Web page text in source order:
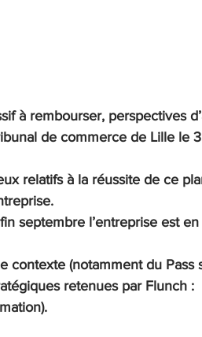
à rembourser, perspectives
de commerce de Lille le
relatifs à la réussite de ce
septembre l’entreprise est
contexte (notamment du Pass
retenues par Flunch :